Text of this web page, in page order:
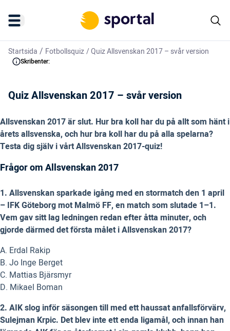
Startsida / Fotbollsquiz/Quiz Allsvenskan 2017 – svår version
Skribenter:
Quiz Allsvenskan 2017 – svår version
Allsvenskan 2017 är slut. Hur bra koll har du på allt som hänt i
årets allsvenska, och hur bra koll har du på alla spelarna?
Testa dig själv i vårt Allsvenskan 2017-quiz!
Frågor om Allsvenskan 2017
1. Allsvenskan sparkade igång med en stormatch den 1 april
– IFK Göteborg mot Malmö FF, en match som slutade 1–1.
Vem gav sitt lag ledningen redan efter åtta minuter, och
gjorde därmed det första målet i Allsvenskan 2017?
A. Erdal Rakip
B. Jo Inge Berget
C. Mattias Bjärsmyr
D. Mikael Boman
2. AIK slog inför säsongen till med ett haussat anfallsförvärv,
Sulejman Krpic. Det blev inte ett enda ligamål, och innan han